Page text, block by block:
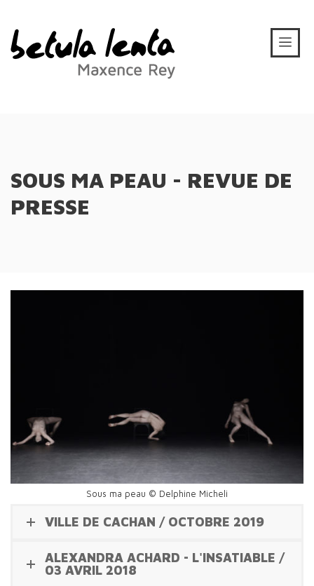
SOUS MA PEAU - REVUE DE
PRESSE
Sous ma peau © Delphine Micheli
VILLE DE CACHAN / OCTOBRE 2019
ALEXANDRA ACHARD - L'INSATIABLE /
03 AVRIL 2018